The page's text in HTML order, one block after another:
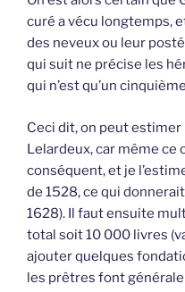
curé a vécu longtemps,
des neveux ou leur
qui suit ne précise les
qui n’est qu’un
Ceci dit, on peut
Lelardeux, car même ce
conséquent, et je
de 1528, ce qui
1628). Il faut ensuite
total soit 10 000 livres
ajouter quelques
les prêtres font